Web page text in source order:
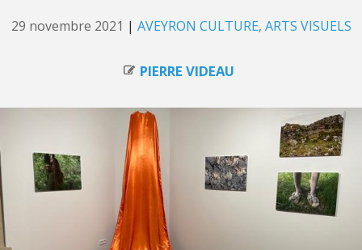
29 novembre 2021 | AVEYRON CULTURE ARTS VISUELS
PIERRE VIDEAU